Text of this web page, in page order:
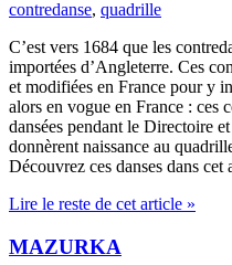
contredanse, quadrille
C’est vers 1684 que les
importées d’Angleterre. Ces
et modifiées en France pour y
alors en vogue en France : ces
dansées pendant le Directoire
donnèrent naissance au
Découvrez ces danses dans cet
Lire le reste de cet article »
MAZURKA